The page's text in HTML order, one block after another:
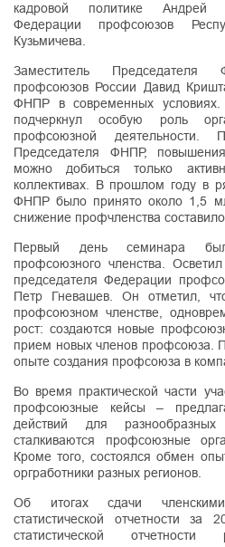
кадровой политике Андрей
Федерации профсоюзов
Кузьмичева.
Заместитель Председателя
профсоюзов России Давид
ФНПР в современных
подчеркнул особую роль
профсоюзной деятельности.
Председателя ФНПР,
можно добиться только
коллективах. В прошлом году в
ФНПР было принято около 1,5
снижение профчленства
Первый день семинара
профсоюзного членства.
председателя Федерации
Петр Гневашев. Он отметил,
профсоюзном членстве,
рост: создаются новые
прием новых членов профсоюза.
опыте создания профсоюза в
Во время практической части
профсоюзные кейсы –
действий для
сталкиваются профсоюзные
Кроме того, состоялся обмен
оргработники разных регионов.
Об итогах сдачи
статистической отчетности
статистической отчетности